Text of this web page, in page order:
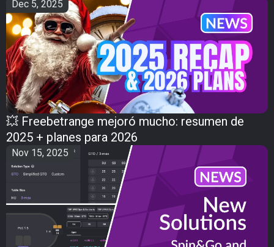
Dec 5, 2025
💥 Freebetrange mejoró mucho: resumen de
2025 + planes para 2026
Nov 15, 2025